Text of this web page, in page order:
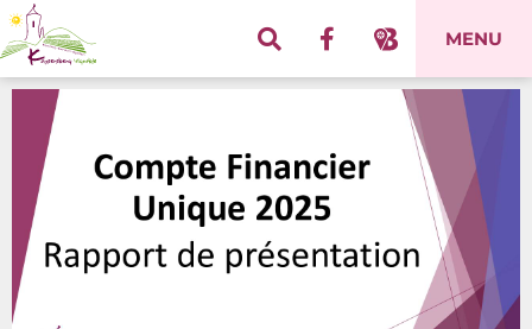
MENU
Panneau de gestion des cookies